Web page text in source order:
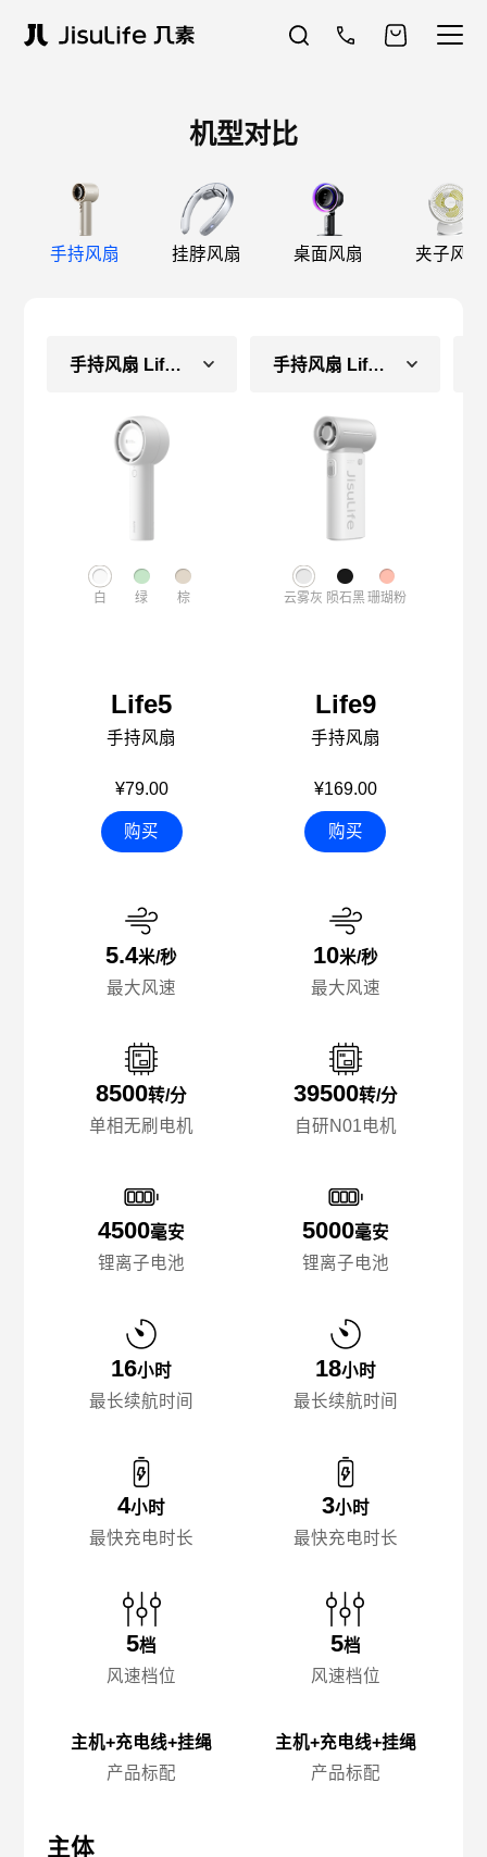
机型对比
手持风扇 挂脖风扇 桌面风扇 夹子风扇
手持风扇 Life5（长续航款）
白 绿 棕
Life5
手持风扇
¥79.00
购买
5.4米/秒
最大风速
8500转/分
单相无刷电机
4500毫安
锂离子电池
16小时
最长续航时间
4小时
最快充电时长
5档
风速档位
主机+充电线+挂绳
产品标配
主体
手持风扇 Life9（长续航款）
云雾灰 陨石黑 珊瑚粉
Life9
手持风扇
¥169.00
购买
10米/秒
最大风速
39500转/分
自研N01电机
5000毫安
锂离子电池
18小时
最长续航时间
3小时
最快充电时长
5档
风速档位
主机+充电线+挂绳
产品标配